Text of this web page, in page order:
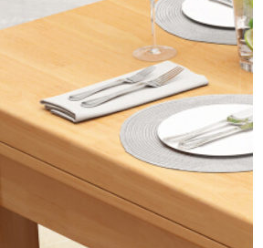
台【伸縮可能】単一
テーブル【伸縮可
能】